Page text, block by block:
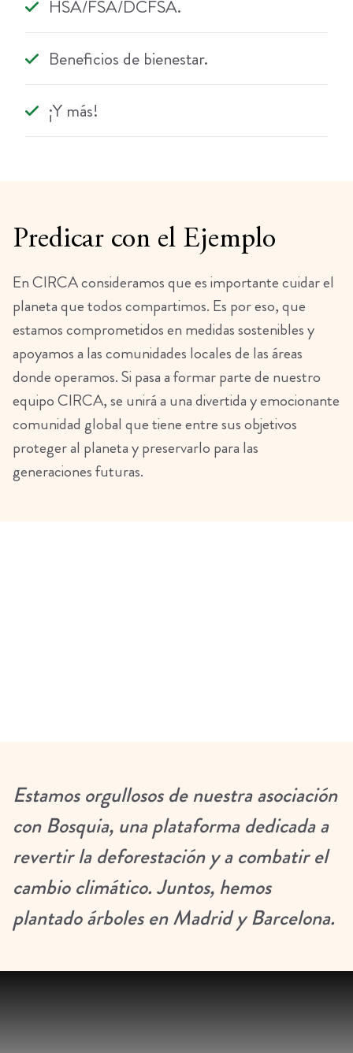
HSA/FSA/DCFSA.
Beneficios de bienestar.
¡Y más!
Predicar con el Ejemplo
En CIRCA consideramos que es importante cuidar el
planeta que todos compartimos. Es por eso, que
estamos comprometidos en medidas sostenibles y
apoyamos a las comunidades locales de las áreas
donde operamos. Si pasa a formar parte de nuestro
equipo CIRCA, se unirá a una divertida y emocionante
comunidad global que tiene entre sus objetivos
proteger al planeta y preservarlo para las
generaciones futuras.
Estamos orgullosos de nuestra asociación
con Bosquia, una plataforma dedicada a
revertir la deforestación y a combatir el
cambio climático. Juntos, hemos
plantado árboles en Madrid y Barcelona.